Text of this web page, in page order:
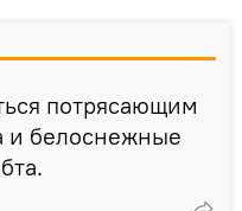
потрясающим
и белоснежные